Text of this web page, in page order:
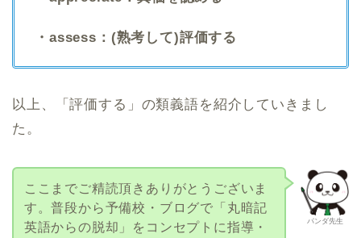
・assess：(熟考して)評価する
以上、「評価する」の類義語を紹介していきまし
た。
パンダ先生
ここまでご精読頂きありがとうございま
す。普段から予備校・ブログで「丸暗記
英語からの脱却」をコンセプトに指導・